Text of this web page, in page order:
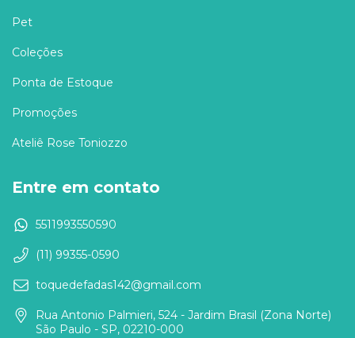
Pet
Coleções
Ponta de Estoque
Promoções
Ateliê Rose Toniozzo
Entre em contato
5511993550590
(11) 99355-0590
toquedefadas142@gmail.com
Rua Antonio Palmieri, 524 - Jardim Brasil (Zona Norte)
São Paulo - SP, 02210-000